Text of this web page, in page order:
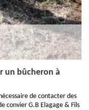
un bûcheron à
de contacter des
convier G.B Elagage & Fils